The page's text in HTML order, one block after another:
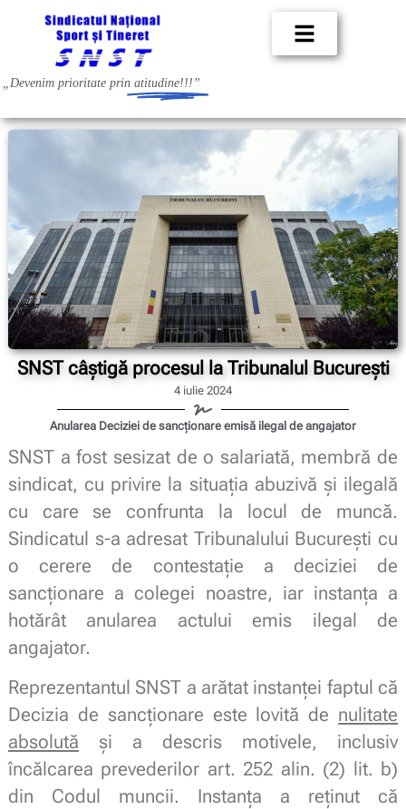
„Devenim prioritate prin atitudine!!!”
SNST câștigă procesul la Tribunalul București
4 iulie 2024
Anularea Deciziei de sancționare emisă ilegal de angajator
SNST a fost sesizat de o salariată, membră de
sindicat, cu privire la situația abuzivă și ilegală
cu care se confrunta la locul de muncă.
Sindicatul s-a adresat Tribunalului București cu
o cerere de contestaţie a deciziei de
sancţionare a colegei noastre, iar instanța a
hotărât anularea actului emis ilegal de
angajator.
Reprezentantul SNST a arătat instanței faptul că
Decizia de sancționare este lovită de nulitate
absolută și a descris motivele, inclusiv
încălcarea prevederilor art. 252 alin. (2) lit. b)
din Codul muncii. Instanța a reținut că